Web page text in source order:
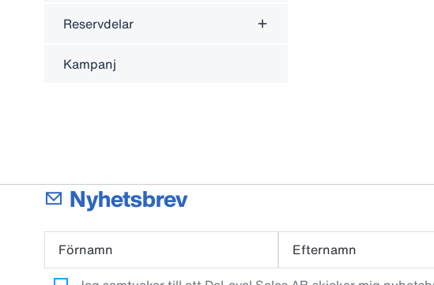
Reservdelar
Kampanj
Nyhetsbrev
Förnamn Efternamn